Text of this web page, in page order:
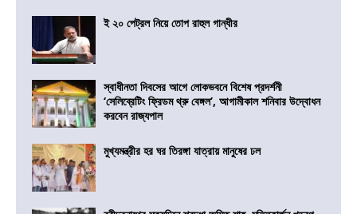
ই ২০ পেট্রল নিয়ে তোপ রাহুল গান্ধীর
স্বাধীনতা দিবসের আগে লোকভবনে বিশেষ প্রদর্শনী
‘সেলিব্রেটিং ফ্রিডম থ্রু বেঙ্গল’, আগামীকাল শনিবার উদ্বোধন
করবেন রাজ্যপাল
মুখ্যমন্ত্রীর হর ঘর তিরঙ্গা যাত্রায় মানুষের ঢল